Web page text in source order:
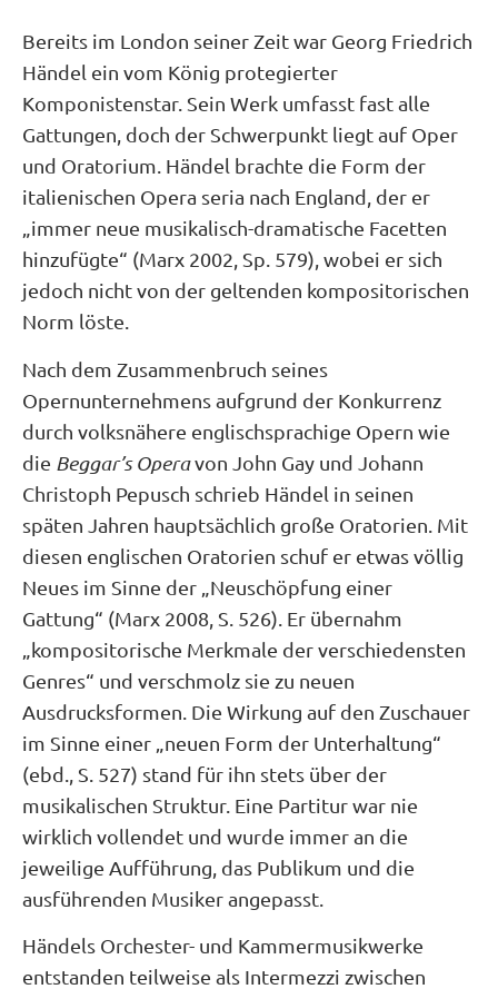
Bereits im London seiner Zeit war Georg Friedrich
Händel ein vom König protegierter
Komponistenstar. Sein Werk umfasst fast alle
Gattungen, doch der Schwerpunkt liegt auf Oper
und Oratorium. Händel brachte die Form der
italienischen Opera seria nach England, der er
„immer neue musikalisch-dramatische Facetten
hinzufügte“ (Marx 2002, Sp. 579), wobei er sich
jedoch nicht von der geltenden kompositorischen
Norm löste.
Nach dem Zusammenbruch seines
Opernunternehmens aufgrund der Konkurrenz
durch volksnähere englischsprachige Opern wie
die Beggar’s Operavon John Gay und Johann
Christoph Pepusch schrieb Händel in seinen
späten Jahren hauptsächlich große Oratorien. Mit
diesen englischen Oratorien schuf er etwas völlig
Neues im Sinne der „Neuschöpfung einer
Gattung“ (Marx 2008, S. 526). Er übernahm
„kompositorische Merkmale der verschiedensten
Genres“ und verschmolz sie zu neuen
Ausdrucksformen. Die Wirkung auf den Zuschauer
im Sinne einer „neuen Form der Unterhaltung“
(ebd., S. 527) stand für ihn stets über der
musikalischen Struktur. Eine Partitur war nie
wirklich vollendet und wurde immer an die
jeweilige Aufführung, das Publikum und die
ausführenden Musiker angepasst.
Händels Orchester- und Kammermusikwerke
entstanden teilweise als Intermezzi zwischen